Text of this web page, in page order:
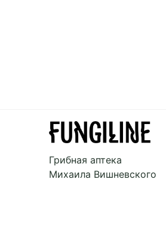
Грибная аптека
Михаила Вишневского